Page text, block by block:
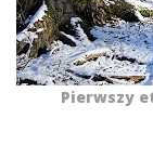
Pierwszy